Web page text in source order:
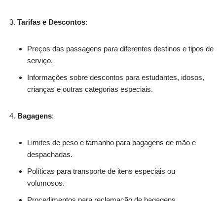
Tarifas e Descontos:
Preços das passagens para diferentes destinos e tipos de
serviço.
Informações sobre descontos para estudantes, idosos,
crianças e outras categorias especiais.
Bagagens:
Limites de peso e tamanho para bagagens de mão e
despachadas.
Políticas para transporte de itens especiais ou
volumosos.